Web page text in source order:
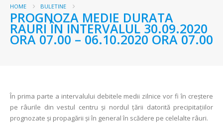
HOME BULETINE
PROGNOZA MEDIE DURATA
RAURI ÎN INTERVALUL 30.09.2020
ORA 07.00 – 06.10.2020 ORA 07.00
În prima parte a intervalului debitele medii zilnice vor fi în creștere
pe râurile din vestul centru și nordul țării datorită precipitațiilor
prognozate și propagării și în general în scădere pe celelalte râuri.